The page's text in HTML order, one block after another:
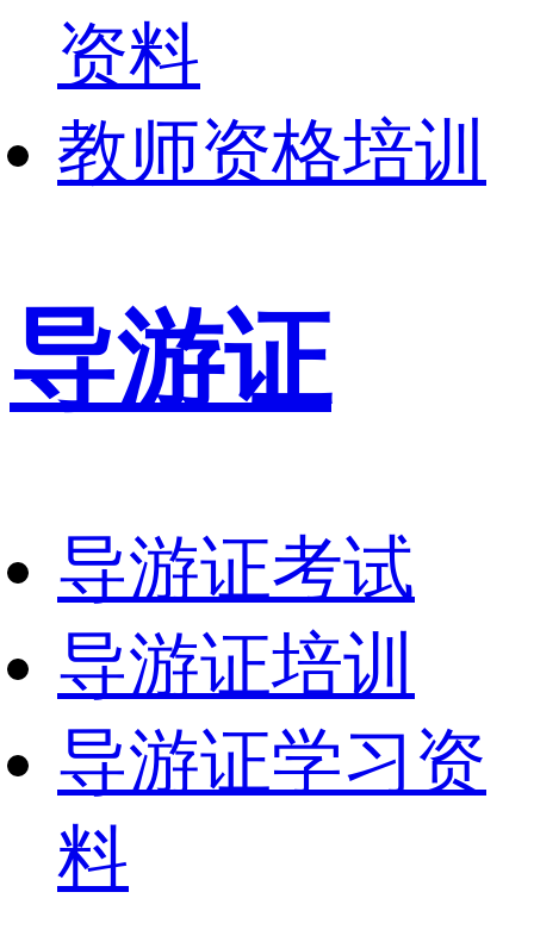
资料
教师资格培训
导游证
导游证考试
导游证培训
导游证学习资
料